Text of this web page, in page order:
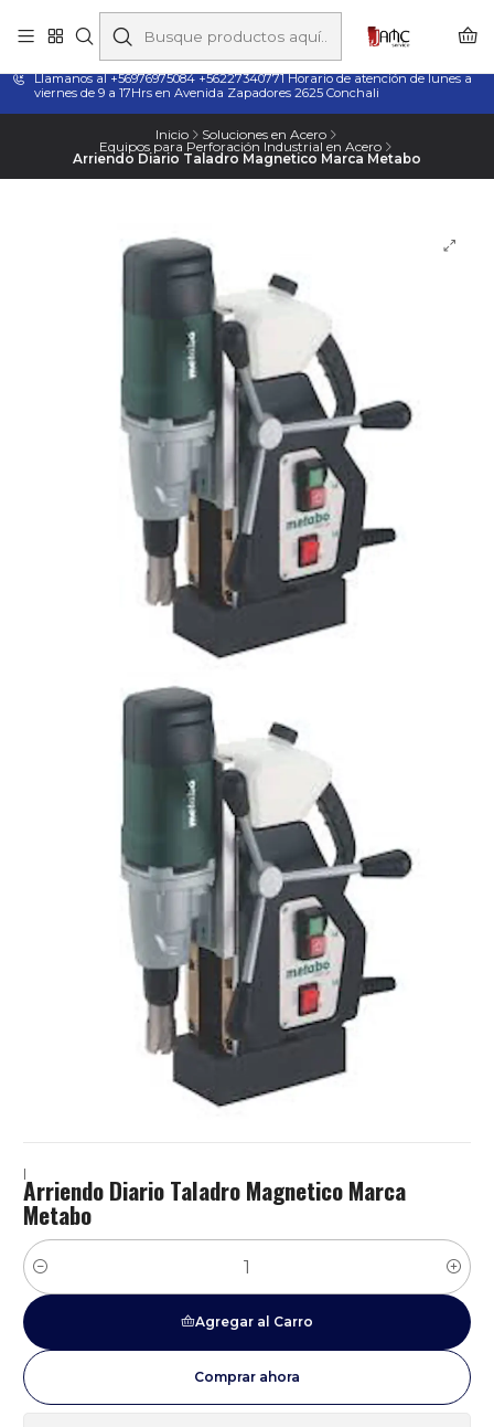
Taladros Magnéticos en Chile | Venta, Arriendo y Servicio
Técnico
Llamanos al +56976975084 +56227340771 Horario de atención de lunes a
viernes de 9 a 17Hrs en Avenida Zapadores 2625 Conchali
Inicio Soluciones en Acero
Equipos para Perforación Industrial en Acero
Arriendo Diario Taladro Magnetico Marca Metabo
|
Arriendo Diario Taladro Magnetico Marca
Metabo
Cantidad
Agregar al Carro
Comprar ahora